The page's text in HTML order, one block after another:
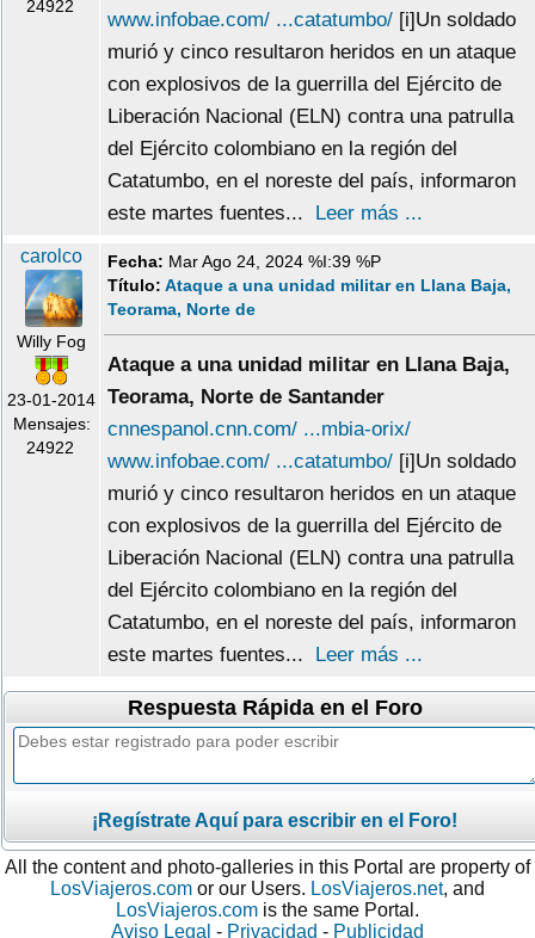
24922
www.infobae.com/ ...catatumbo/ [i]Un soldado
murió y cinco resultaron heridos en un ataque
con explosivos de la guerrilla del Ejército de
Liberación Nacional (ELN) contra una patrulla
del Ejército colombiano en la región del
Catatumbo, en el noreste del país, informaron
este martes fuentes...
Leer más ...
carolco
Willy Fog
23-01-2014
Mensajes:
24922
Fecha: Mar Ago 24, 2024 %I:39 %P
Título: Ataque a una unidad militar en Llana Baja,
Teorama, Norte de
Ataque a una unidad militar en Llana Baja,
Teorama, Norte de Santander
cnnespanol.cnn.com/ ...mbia-orix/
www.infobae.com/ ...catatumbo/ [i]Un soldado
murió y cinco resultaron heridos en un ataque
con explosivos de la guerrilla del Ejército de
Liberación Nacional (ELN) contra una patrulla
del Ejército colombiano en la región del
Catatumbo, en el noreste del país, informaron
este martes fuentes...
Leer más ...
Respuesta Rápida en el Foro
¡Regístrate Aquí para escribir en el Foro!
All the content and photo-galleries in this Portal are property of
LosViajeros.com or our Users. LosViajeros.net, and
LosViajeros.com is the same Portal.
Aviso Legal - Privacidad - Publicidad